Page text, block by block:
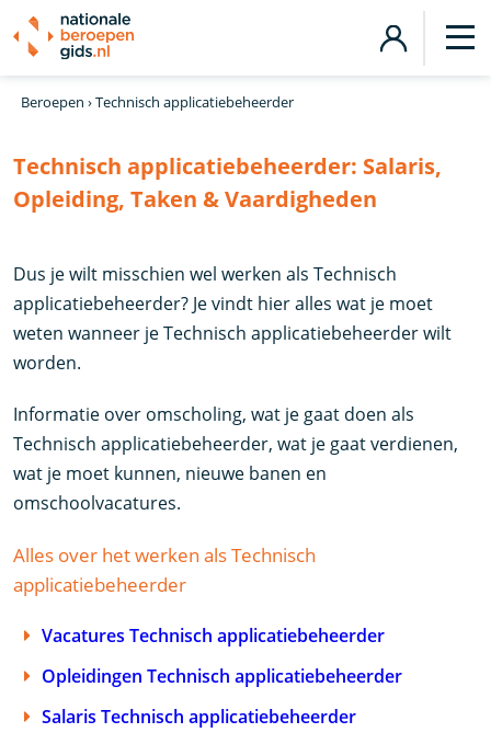
Beroepen ›Technisch applicatiebeheerder
Technisch applicatiebeheerder: Salaris,
Opleiding, Taken & Vaardigheden
Dus je wilt misschien wel werken als Technisch
applicatiebeheerder? Je vindt hier alles wat je moet
weten wanneer je Technisch applicatiebeheerder wilt
worden.
Informatie over omscholing, wat je gaat doen als
Technisch applicatiebeheerder, wat je gaat verdienen,
wat je moet kunnen, nieuwe banen en
omschoolvacatures.
Alles over het werken als Technisch
applicatiebeheerder
Vacatures Technisch applicatiebeheerder
Opleidingen Technisch applicatiebeheerder
Salaris Technisch applicatiebeheerder